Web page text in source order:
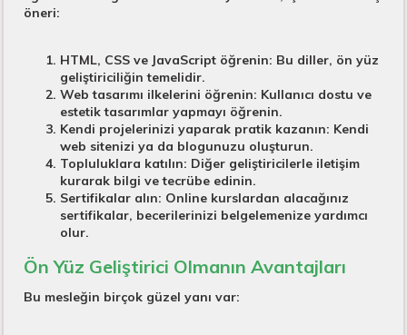
öneri:
HTML, CSS ve JavaScript öğrenin: Bu diller, ön yüz
geliştiriciliğin temelidir.
Web tasarımı ilkelerini öğrenin: Kullanıcı dostu ve
estetik tasarımlar yapmayı öğrenin.
Kendi projelerinizi yaparak pratik kazanın: Kendi
web sitenizi ya da blogunuzu oluşturun.
Topluluklara katılın: Diğer geliştiricilerle iletişim
kurarak bilgi ve tecrübe edinin.
Sertifikalar alın: Online kurslardan alacağınız
sertifikalar, becerilerinizi belgelemenize yardımcı
olur.
Ön Yüz Geliştirici Olmanın Avantajları
Bu mesleğin birçok güzel yanı var: